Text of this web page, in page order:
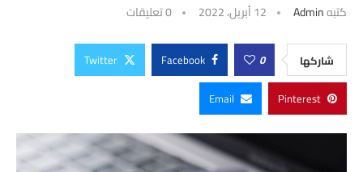
كتبهAdmin 12 أبريل، 2022 0 تعليقات
شاركها 0
Facebook
Twitter
Pinterest
Email